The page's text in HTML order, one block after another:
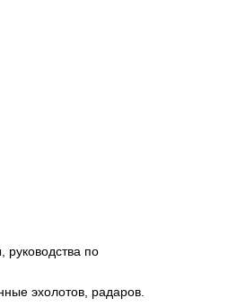
руководства по
эхолотов, радаров.